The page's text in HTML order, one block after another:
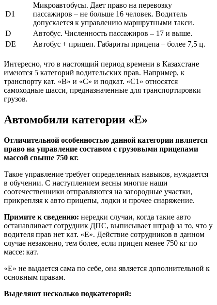
D1
Микроавтобусы. Дает право на перевозку
пассажиров – не больше 16 человек. Водитель
допускается к управлению маршрутными такси.
D
Автобус. Численность пассажиров – 17 и выше.
DЕ
Автобус + прицеп. Габариты прицепа – более 7,5 ц.
Интересно, что в настоящий период времени в Казахстане
имеются 5 категорий водительских прав. Например, к
транспорту кат. «В» и «С» и подкат. «С1» относятся
самоходные шасси, предназначенные для транспортировки
грузов.
Автомобили категории «Е»
Отличительной особенностью данной категории является
право на управление составом с грузовыми прицепами
массой свыше 750 кг.
Такое управление требует определенных навыков, нуждается
в обучении. С наступлением весны многие наши
соотечественники отправляются на загородные участки,
прикрепляя к авто прицепы, лодки и прочее снаряжение.
Примите к сведению: нередки случаи, когда такие авто
останавливает сотрудник ДПС, выписывает штраф за то, что у
водителя прав нет кат. «Е». Действие сотрудников в данном
случае незаконно, тем более, если прицеп менее 750 кг по
массе: кат.
«Е» не выдается сама по себе, она является дополнительной к
основным правам.
Выделяют несколько подкатегорий: